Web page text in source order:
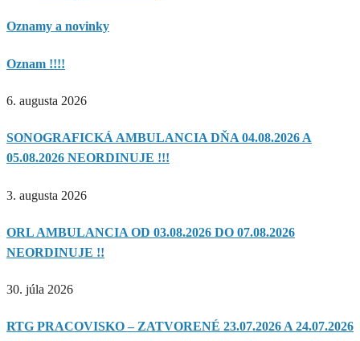
Oznamy a novinky
Oznam !!!!
6. augusta 2026
SONOGRAFICKÁ AMBULANCIA DŇA 04.08.2026 A
05.08.2026 NEORDINUJE !!!
3. augusta 2026
ORL AMBULANCIA OD 03.08.2026 DO 07.08.2026
NEORDINUJE !!
30. júla 2026
RTG PRACOVISKO – ZATVORENÉ 23.07.2026 A 24.07.2026